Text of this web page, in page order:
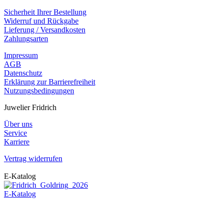
Sicherheit Ihrer Bestellung
Widerruf und Rückgabe
Lieferung / Versandkosten
Zahlungsarten
Impressum
AGB
Datenschutz
Erklärung zur Barrierefreiheit
Nutzungsbedingungen
Juwelier Fridrich
Über uns
Service
Karriere
Vertrag widerrufen
E-Katalog
E-Katalog